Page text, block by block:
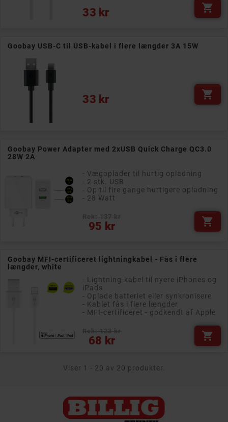
33 kr
Pris 
Goobay USB-C til USB-kabel i flere længder 3A 15W
33 kr
Pris 
Goobay Power Adapter med 2xUSB Quick Charge QC3.0
28W 2A
- Vægoplader til hurtig opladning
- 2 stk. USB
- Op til fire gange hurtigere opladning
- 28 Watt
95 kr
Pris 
Goobay MFI-certificeret lightningkabel - Fås i flere
længder, white
- Lightning-kabel til nyere iPhones og
iPads
- Oplade batteriet eller synkronisere
- Kablet fås i flere længder
- MFI-certificeret - godkendt af Apple
68 kr
Pris 
Viser 1 - 20 av 20 produkter.